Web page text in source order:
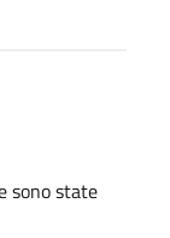
sono state